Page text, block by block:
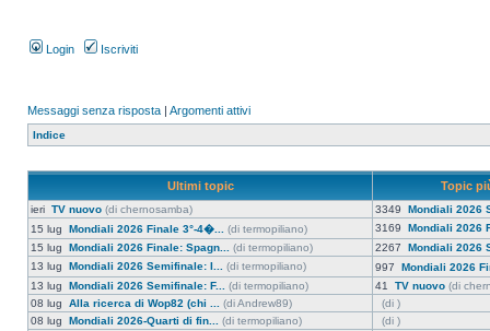
Login Iscriviti
Messaggi senza risposta | Argomenti attivi
Indice
Ultimi topic Topic
ieri TV nuovo (di chernosamba) 3349 Mondiali 2026
15 lug Mondiali 2026 Finale 3°-4�... (di termopiliano) 3169 Mondiali 2026
15 lug Mondiali 2026 Finale: Spagn... (di termopiliano) 2267 Mondiali 2026
13 lug Mondiali 2026 Semifinale: I... (di termopiliano) 997 Mondiali 2026
13 lug Mondiali 2026 Semifinale: F... (di termopiliano) 41 TV nuovo (di
08 lug Alla ricerca di Wop82 (chi ... (di Andrew89)
(di )
08 lug Mondiali 2026-Quarti di fin... (di termopiliano)
(di )